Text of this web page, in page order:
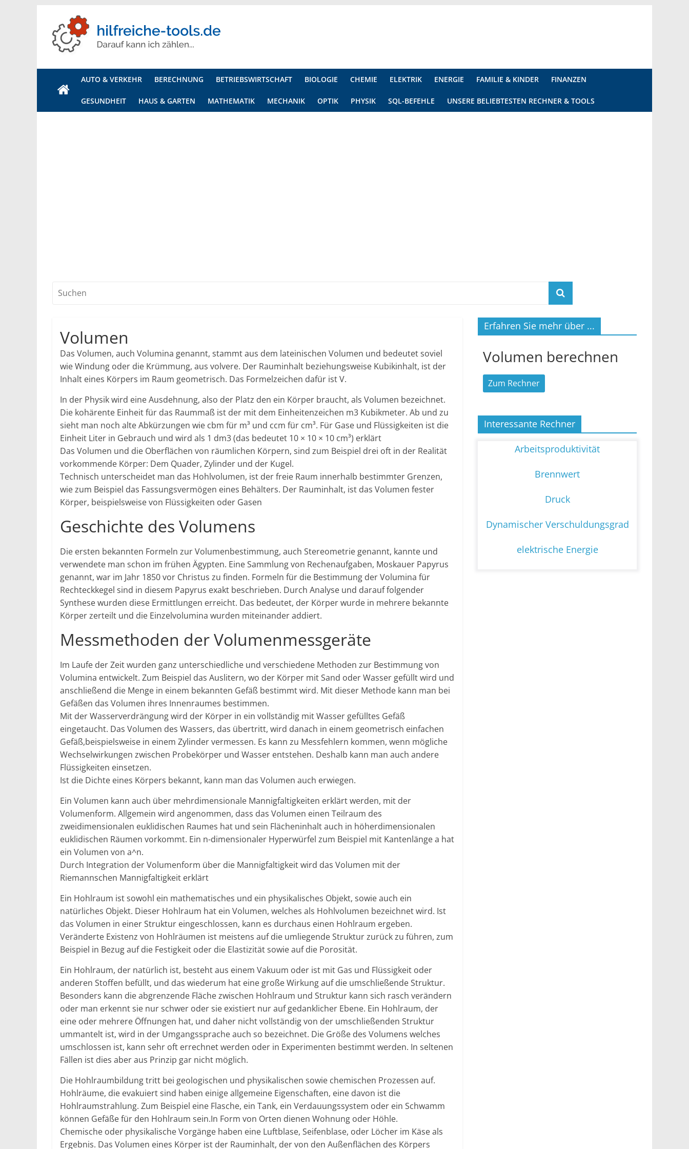
Hilfreiche
Tools
Ihr
Onlineportal
AUTO & VERKEHR BERECHNUNG BETRIEBSWIRTSCHAFT BIOLOGIE CHEMIE ELEKTRIK ENERGIE FAMILIE & KINDER FINANZEN
GESUNDHEIT HAUS & GARTEN MATHEMATIK MECHANIK OPTIK PHYSIK SQL-BEFEHLE UNSERE BELIEBTESTEN RECHNER & TOOLS
Volumen
Das Volumen, auch Volumina genannt, stammt aus dem lateinischen Volumen und bedeutet soviel
wie Windung oder die Krümmung, aus volvere. Der Rauminhalt beziehungsweise Kubikinhalt, ist der
Inhalt eines Körpers im Raum geometrisch. Das Formelzeichen dafür ist V.
In der Physik wird eine Ausdehnung, also der Platz den ein Körper braucht, als Volumen bezeichnet.
Die kohärente Einheit für das Raummaß ist der mit dem Einheitenzeichen m3 Kubikmeter. Ab und zu
sieht man noch alte Abkürzungen wie cbm für m³ und ccm für cm³. Für Gase und Flüssigkeiten ist die
Einheit Liter in Gebrauch und wird als 1 dm3 (das bedeutet 10 × 10 × 10 cm³) erklärt
Das Volumen und die Oberflächen von räumlichen Körpern, sind zum Beispiel drei oft in der Realität
vorkommende Körper: Dem Quader, Zylinder und der Kugel.
Technisch unterscheidet man das Hohlvolumen, ist der freie Raum innerhalb bestimmter Grenzen,
wie zum Beispiel das Fassungsvermögen eines Behälters. Der Rauminhalt, ist das Volumen fester
Körper, beispielsweise von Flüssigkeiten oder Gasen
Geschichte des Volumens
Die ersten bekannten Formeln zur Volumenbestimmung, auch Stereometrie genannt, kannte und
verwendete man schon im frühen Ägypten. Eine Sammlung von Rechenaufgaben, Moskauer Papyrus
genannt, war im Jahr 1850 vor Christus zu finden. Formeln für die Bestimmung der Volumina für
Rechteckkegel sind in diesem Papyrus exakt beschrieben. Durch Analyse und darauf folgender
Synthese wurden diese Ermittlungen erreicht. Das bedeutet, der Körper wurde in mehrere bekannte
Körper zerteilt und die Einzelvolumina wurden miteinander addiert.
Messmethoden der Volumenmessgeräte
Im Laufe der Zeit wurden ganz unterschiedliche und verschiedene Methoden zur Bestimmung von
Volumina entwickelt. Zum Beispiel das Auslitern, wo der Körper mit Sand oder Wasser gefüllt wird und
anschließend die Menge in einem bekannten Gefäß bestimmt wird. Mit dieser Methode kann man bei
Gefäßen das Volumen ihres Innenraumes bestimmen.
Mit der Wasserverdrängung wird der Körper in ein vollständig mit Wasser gefülltes Gefäß
eingetaucht. Das Volumen des Wassers, das übertritt, wird danach in einem geometrisch einfachen
Gefäß,beispielsweise in einem Zylinder vermessen. Es kann zu Messfehlern kommen, wenn mögliche
Wechselwirkungen zwischen Probekörper und Wasser entstehen. Deshalb kann man auch andere
Flüssigkeiten einsetzen.
Ist die Dichte eines Körpers bekannt, kann man das Volumen auch erwiegen.
Ein Volumen kann auch über mehrdimensionale Mannigfaltigkeiten erklärt werden, mit der
Volumenform. Allgemein wird angenommen, dass das Volumen einen Teilraum des
zweidimensionalen euklidischen Raumes hat und sein Flächeninhalt auch in höherdimensionalen
euklidischen Räumen vorkommt. Ein n-dimensionaler Hyperwürfel zum Beispiel mit Kantenlänge a hat
ein Volumen von a^n.
Durch Integration der Volumenform über die Mannigfaltigkeit wird das Volumen mit der
Riemannschen Mannigfaltigkeit erklärt
Ein Hohlraum ist sowohl ein mathematisches und ein physikalisches Objekt, sowie auch ein
natürliches Objekt. Dieser Hohlraum hat ein Volumen, welches als Hohlvolumen bezeichnet wird. Ist
das Volumen in einer Struktur eingeschlossen, kann es durchaus einen Hohlraum ergeben.
Veränderte Existenz von Hohlräumen ist meistens auf die umliegende Struktur zurück zu führen, zum
Beispiel in Bezug auf die Festigkeit oder die Elastizität sowie auf die Porosität.
Ein Hohlraum, der natürlich ist, besteht aus einem Vakuum oder ist mit Gas und Flüssigkeit oder
anderen Stoffen befüllt, und das wiederum hat eine große Wirkung auf die umschließende Struktur.
Besonders kann die abgrenzende Fläche zwischen Hohlraum und Struktur kann sich rasch verändern
oder man erkennt sie nur schwer oder sie existiert nur auf gedanklicher Ebene. Ein Hohlraum, der
eine oder mehrere Öffnungen hat, und daher nicht vollständig von der umschließenden Struktur
ummantelt ist, wird in der Umgangssprache auch so bezeichnet. Die Größe des Volumens welches
umschlossen ist, kann sehr oft errechnet werden oder in Experimenten bestimmt werden. In seltenen
Fällen ist dies aber aus Prinzip gar nicht möglich.
Die Hohlraumbildung tritt bei geologischen und physikalischen sowie chemischen Prozessen auf.
Hohlräume, die evakuiert sind haben einige allgemeine Eigenschaften, eine davon ist die
Hohlraumstrahlung. Zum Beispiel eine Flasche, ein Tank, ein Verdauungssystem oder ein Schwamm
können Gefäße für den Hohlraum sein.In Form von Orten dienen Wohnung oder Höhle.
Chemische oder physikalische Vorgänge haben eine Luftblase, Seifenblase, oder Löcher im Käse als
Ergebnis. Das Volumen eines Körper ist der Rauminhalt, der von den Außenflächen des Körpers
Erfahren Sie mehr über ...
Volumen berechnen
Zum Rechner
Interessante Rechner
Arbeitsproduktivität
Brennwert
Druck
Dynamischer Verschuldungsgrad
elektrische Energie